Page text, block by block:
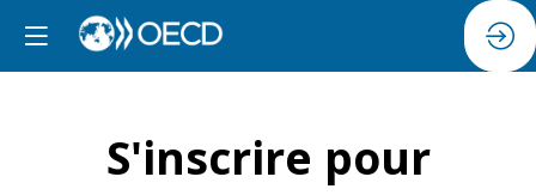
S'inscrire pour